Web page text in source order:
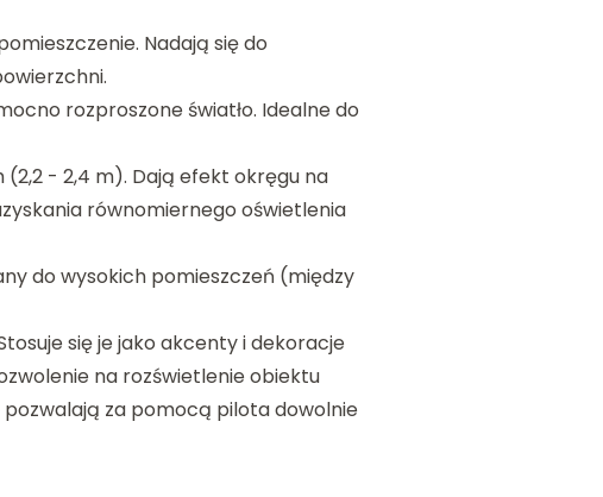
Nadają się do
rozproszone światło. Idealne do
(2,2 - 2,4 m). Dają efekt okręgu na
równomiernego oświetlenia
do wysokich pomieszczeń (między
się je jako akcenty i dekoracje
na rozświetlenie obiektu
pozwalają za pomocą pilota dowolnie